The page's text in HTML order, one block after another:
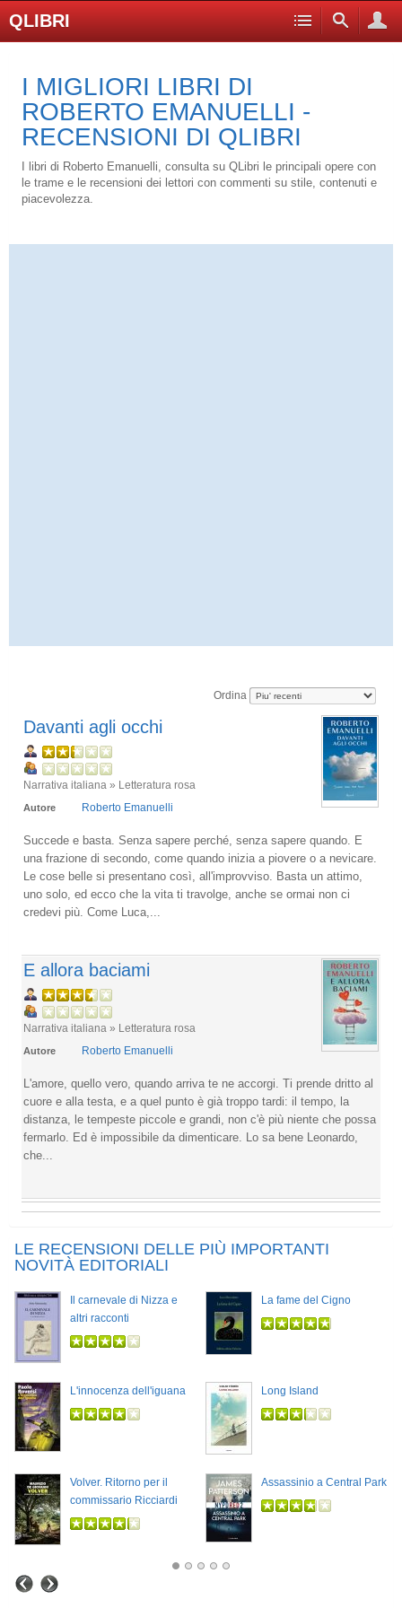
QLIBRI
I MIGLIORI LIBRI DI
ROBERTO EMANUELLI -
RECENSIONI DI QLIBRI
I libri di Roberto Emanuelli, consulta su QLibri le principali opere con
le trame e le recensioni dei lettori con commenti su stile, contenuti e
piacevolezza.
Ordina
Davanti agli occhi
Narrativa italiana » Letteratura rosa
Autore Roberto Emanuelli
Succede e basta. Senza sapere perché, senza sapere quando. E
una frazione di secondo, come quando inizia a piovere o a nevicare.
Le cose belle si presentano così, all'improvviso. Basta un attimo,
uno solo, ed ecco che la vita ti travolge, anche se ormai non ci
credevi più. Come Luca,...
E allora baciami
Narrativa italiana » Letteratura rosa
Autore Roberto Emanuelli
L'amore, quello vero, quando arriva te ne accorgi. Ti prende dritto al
cuore e alla testa, e a quel punto è già troppo tardi: il tempo, la
distanza, le tempeste piccole e grandi, non c'è più niente che possa
fermarlo. Ed è impossibile da dimenticare. Lo sa bene Leonardo,
che...
LE RECENSIONI DELLE PIÙ IMPORTANTI
NOVITÀ EDITORIALI
Il carnevale di Nizza e
altri racconti
La fame del Cigno
L'innocenza dell'iguana Long Island
Volver. Ritorno per il
commissario Ricciardi
Assassinio a Central Park